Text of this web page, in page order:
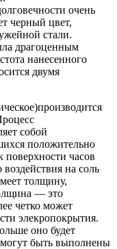
очень
черный цвет,
стали.
драгоценным
нанесенного
двумя
собой
положительно
поверхности часов
воздействия на соль
толщину,
— это
четко может
элекропокрытия.
оно будет
быть выполнены